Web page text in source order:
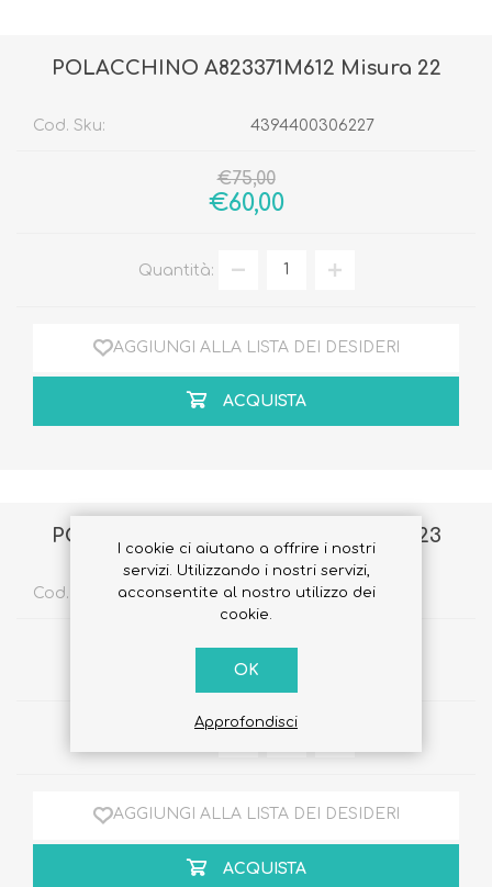
POLACCHINO A823371M612 Misura 22
Cod. Sku: 4394400306227
€75,00
€60,00
Quantità:
AGGIUNGI ALLA LISTA DEI DESIDERI
ACQUISTA
POLACCHINO A823371M612 Misura 23
Cod. Sku: 4394400306234
€75,00
€60,00
AGGIUNGI ALLA LISTA DEI DESIDERI
ACQUISTA
I cookie ci aiutano a offrire i nostri
servizi. Utilizzando i nostri servizi,
acconsentite al nostro utilizzo dei
cookie.
OK
Approfondisci